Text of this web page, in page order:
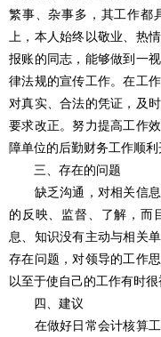
繁事、杂事多，其工作都
上，本人始终以敬业、热
报账的同志，能够做到一
律法规的宣传工作。在工
对真实、合法的凭证，及
要求改正。努力提高工作
障单位的后勤财务工作顺利
三、存在的问题
缺乏沟通，对相关信息
的反映、监督、了解，而
息、知识没有主动与相关
存在问题，对领导的工作
以至于使自己的工作有时很
四、建议
在做好日常会计核算工